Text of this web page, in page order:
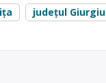
județul Giurgiu